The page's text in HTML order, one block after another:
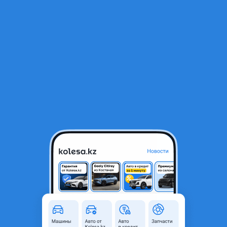
Комплект цепи ГРМ
Шымкент, Туркестанская